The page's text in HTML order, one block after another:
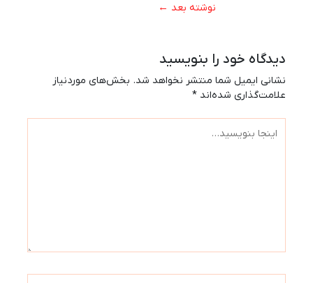
نوشته بعد ←
دیدگاه‌ خود را بنویسید
نشانی ایمیل شما منتشر نخواهد شد. بخش‌های موردنیاز
علامت‌گذاری شده‌اند*
بنویسید…